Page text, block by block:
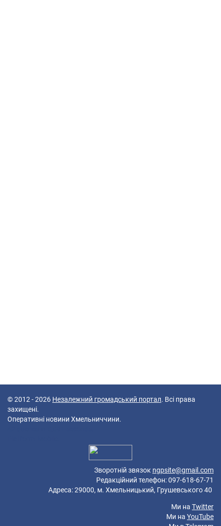
© 2012 - 2026 Незалежний громадський портал. Всі права
захищені.
Оперативні новини Хмельниччини.
Зворотній звязок ngpsite@gmail.com
Редакційний телефон: 097-618-67-71
Адреса: 29000, м. Хмельницький, Грушевського 40
Ми на Twitter
Ми на YouTube